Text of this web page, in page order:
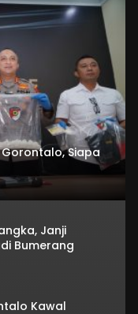
Siapa
Janji
Bumerang
Kawal